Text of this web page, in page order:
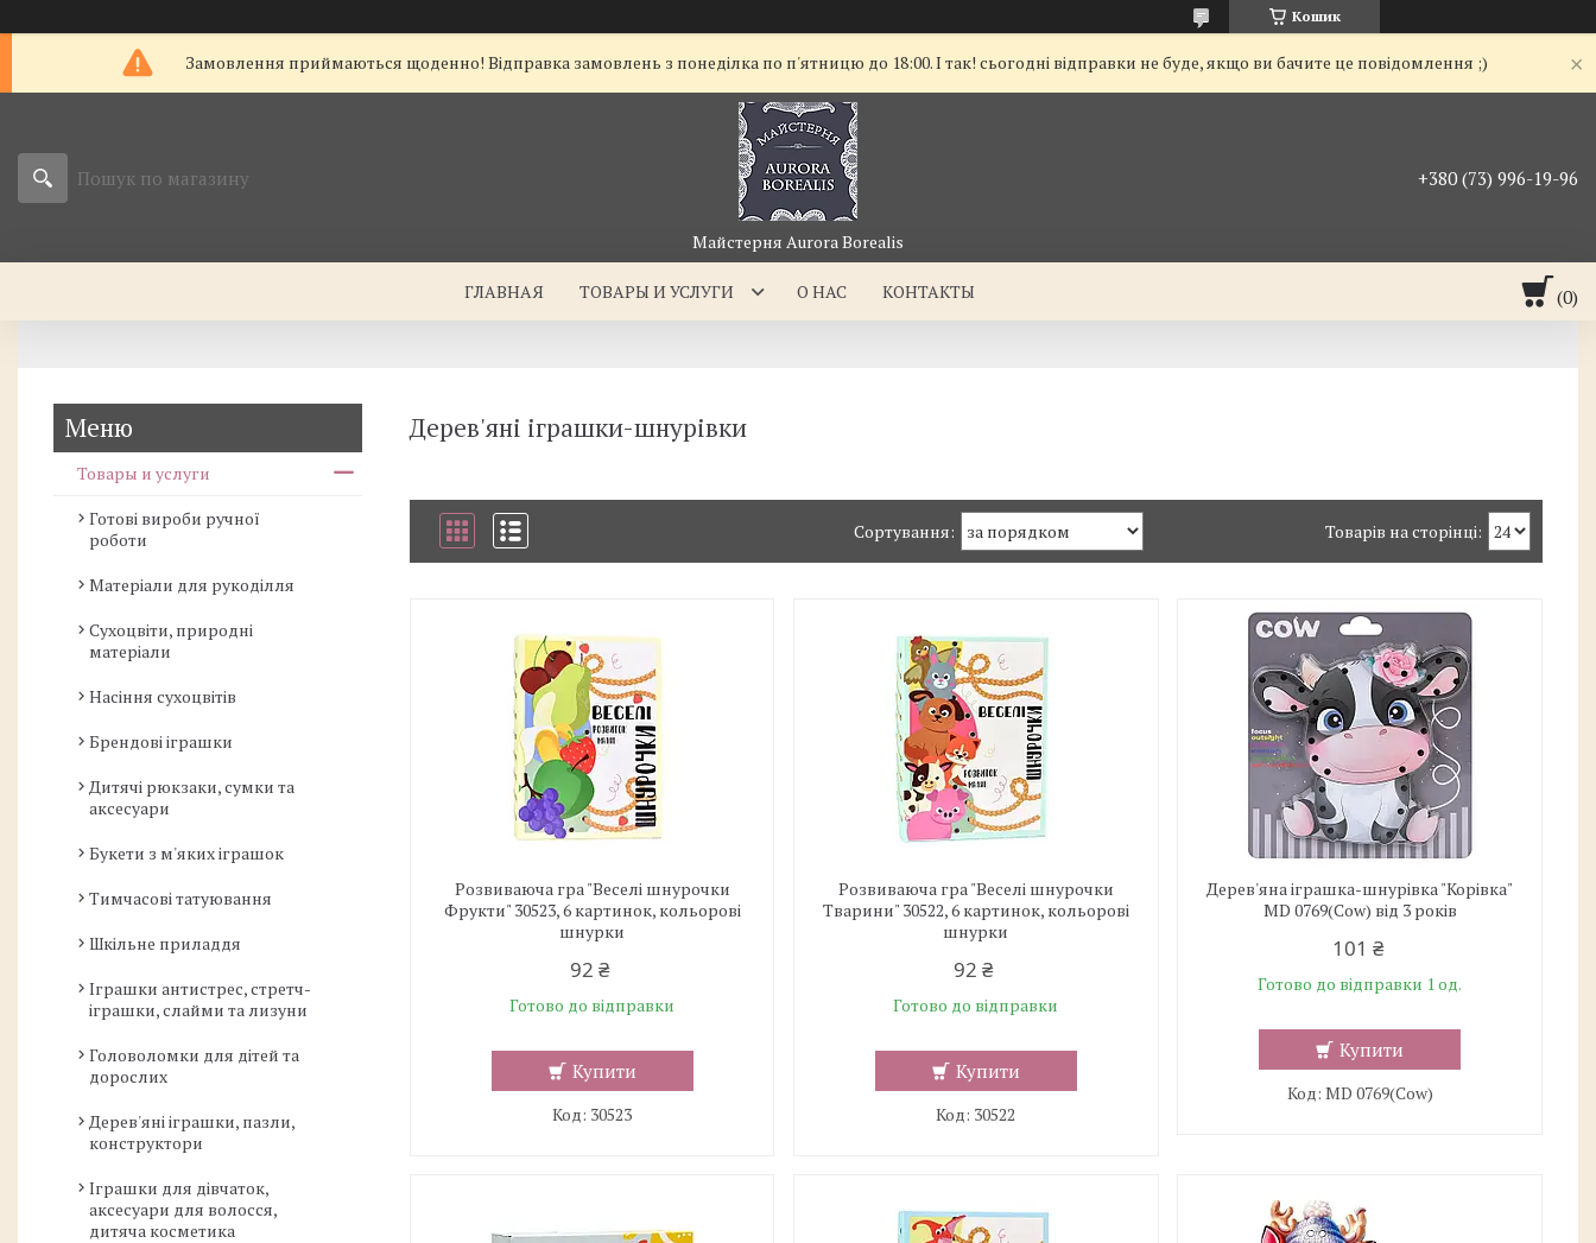
Кошик
Замовлення приймаються щоденно! Відправка замовлень з понеділка по п'ятницю до 18:00. І так! сьогодні відправки не буде, якщо ви бачите це повідомлення ;)
Майстерня Aurora Borealis
+380 (73) 996-19-96
ГЛАВНАЯ ТОВАРЫ И УСЛУГИ О НАС КОНТАКТЫ
Дерев'яні іграшки-шнурівки
Розвиваюча гра "Веселі шнурочки
Фрукти" 30523, 6 картинок, кольорові
шнурки
92 ₴
Готово до відправки
Купити
30523
Розвиваюча гра "Веселі шнурочки
Тварини" 30522, 6 картинок, кольорові
шнурки
92 ₴
Готово до відправки
Купити
30522
Дерев'яна іграшка-шнурівка "Корівка"
MD 0769(Cow) від 3 років
101 ₴
Готово до відправки 1 од.
Купити
MD 0769(Cow)
Товары и услуги
Готові вироби ручної
роботи
Матеріали для рукоділля
Сухоцвіти, природні
матеріали
Насіння сухоцвітів
Брендові іграшки
Дитячі рюкзаки, сумки та
аксесуари
Букети з м'яких іграшок
Тимчасові татуювання
Шкільне приладдя
Іграшки антистрес, стретч-
іграшки, слайми та лизуни
Головоломки для дітей та
дорослих
Дерев'яні іграшки, пазли,
конструктори
Іграшки для дівчаток,
аксесуари для волосся,
дитяча косметика